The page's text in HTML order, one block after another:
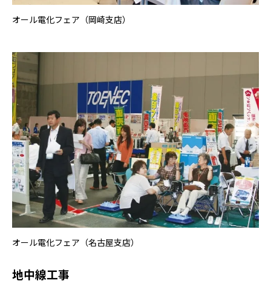
オール電化フェア（岡崎支店）
オール電化フェア（名古屋支店）
地中線工事